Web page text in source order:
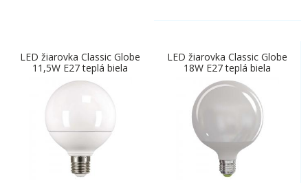
LED žiarovka Classic Globe
11,5W E27 teplá biela
LED žiarovka Classic Globe
18W E27 teplá biela